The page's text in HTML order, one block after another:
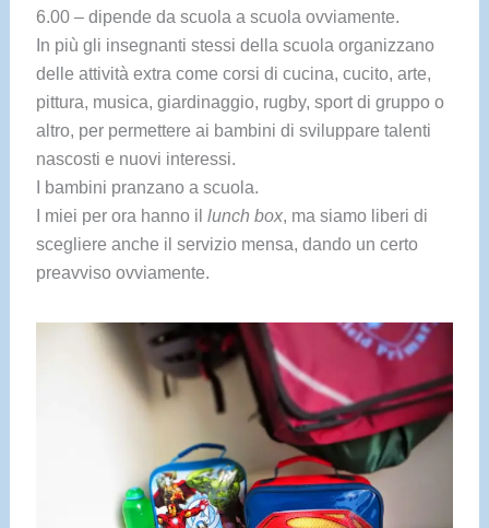
6.00 – dipende da scuola a scuola ovviamente.
In più gli insegnanti stessi della scuola organizzano
delle attività extra come corsi di cucina, cucito, arte,
pittura, musica, giardinaggio, rugby, sport di gruppo o
altro, per permettere ai bambini di sviluppare talenti
nascosti e nuovi interessi.
I bambini pranzano a scuola.
I miei per ora hanno il lunch box, ma siamo liberi di
scegliere anche il servizio mensa, dando un certo
preavviso ovviamente.